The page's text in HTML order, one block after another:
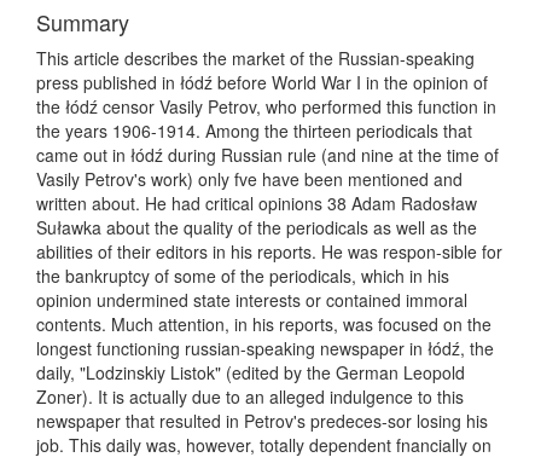
Summary
This article describes the market of the Russian-speaking
press published in łódź before World War I in the opinion of
the łódź censor Vasily Petrov, who performed this function in
the years 1906-1914. Among the thirteen periodicals that
came out in łódź during Russian rule (and nine at the time of
Vasily Petrov's work) only fve have been mentioned and
written about. He had critical opinions 38 Adam Radosław
Suławka about the quality of the periodicals as well as the
abilities of their editors in his reports. He was respon-sible for
the bankruptcy of some of the periodicals, which in his
opinion undermined state interests or contained immoral
contents. Much attention, in his reports, was focused on the
longest functioning russian-speaking newspaper in łódź, the
daily, "Lodzinskiy Listok" (edited by the German Leopold
Zoner). It is actually due to an alleged indulgence to this
newspaper that resulted in Petrov's predeces-sor losing his
job. This daily was, however, totally dependent fnancially on